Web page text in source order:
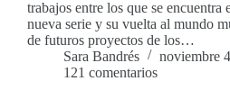
trabajos entre los que se encuentra
nueva serie y su vuelta al mundo
de futuros proyectos de los…
Sara Bandrés
noviembre
121 comentarios